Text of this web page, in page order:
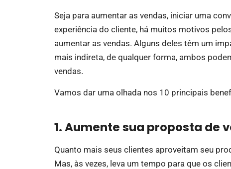
Seja para aumentar as vendas, iniciar uma
experiência do cliente, há muitos motivos
aumentar as vendas. Alguns deles têm um
mais indireta, de qualquer forma, ambos
vendas.
Vamos dar uma olhada nos 10 principais
1. Aumente sua proposta de
Quanto mais seus clientes aproveitam seu
Mas, às vezes, leva um tempo para que os